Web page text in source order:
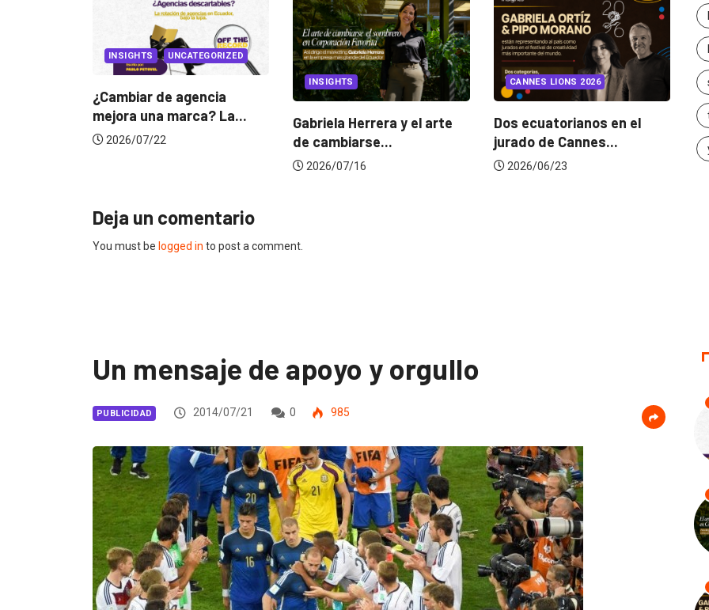
Gabriela Herrera y el arte
de cambiarse...
CANNES LIONS 2026
Dos ecuatorianos en el
jurado de Cannes...
2026/06/23
INSIGHTS UNCATEGORIZED
¿Cambiar de agencia
mejora una marca? La...
2026/07/22
Deja un comentario
You must be logged in to post a comment.
Un mensaje de apoyo y orgullo
PUBLICIDAD 2014/07/21 0 985